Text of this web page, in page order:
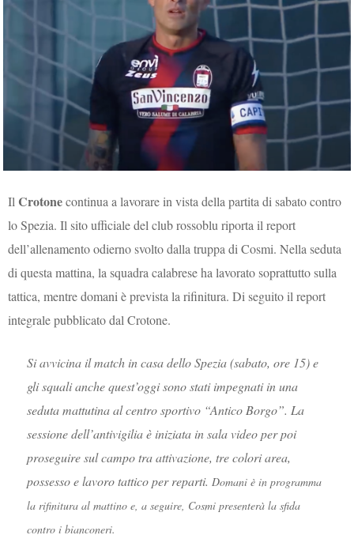
IlCrotonecontinua a lavorare in vista della partita di sabato contro
lo Spezia. Il sito ufficiale del club rossoblu riporta il report
dell’allenamento odierno svolto dalla truppa di Cosmi. Nella seduta
di questa mattina, la squadra calabrese ha lavorato soprattutto sulla
tattica, mentre domani è prevista la rifinitura. Di seguito il report
integrale pubblicato dal Crotone.
Si avvicina il match in casa dello Spezia (sabato, ore 15) e
gli squali anche quest’oggi sono stati impegnati in una
seduta mattutina al centro sportivo “Antico Borgo”. La
sessione dell’antivigilia è iniziata in sala video per poi
proseguire sul campo tra attivazione, tre colori area,
possesso e lavoro tattico per reparti. Domani è in programma
la rifinitura al mattino e, a seguire, Cosmi presenterà la sfida
contro i bianconeri.